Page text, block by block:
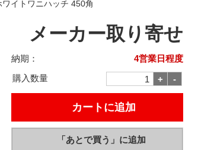
イトワニハッチ 450角
メーカー取り寄せ
納期：
4営業日程度
購入数量